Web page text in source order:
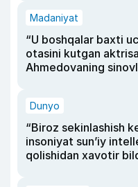
Madaniyat
“U boshqalar baxti
otasini kutgan
Ahmedovaning
Dunyo
“Biroz sekinlashish
insoniyat sun’iy
qolishidan xavotir